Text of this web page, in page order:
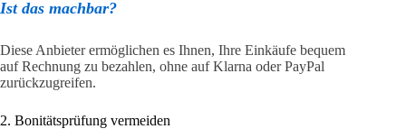
Ist das machbar?
Diese Anbieter ermöglichen es Ihnen, Ihre Einkäufe bequem
auf Rechnung zu bezahlen, ohne auf Klarna oder PayPal
zurückzugreifen.
2. Bonitätsprüfung vermeiden